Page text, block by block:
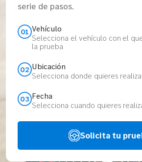
serie de pasos.
01 Vehículo
Selecciona el vehículo con el
la prueba
02 Ubicación
Selecciona donde quieres
03 Fecha
Selecciona cuando quieres
Solicita tu